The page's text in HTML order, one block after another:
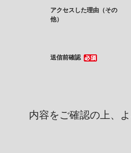
アクセスした理由（その
他）
送信前確認
内容をご確認の上、